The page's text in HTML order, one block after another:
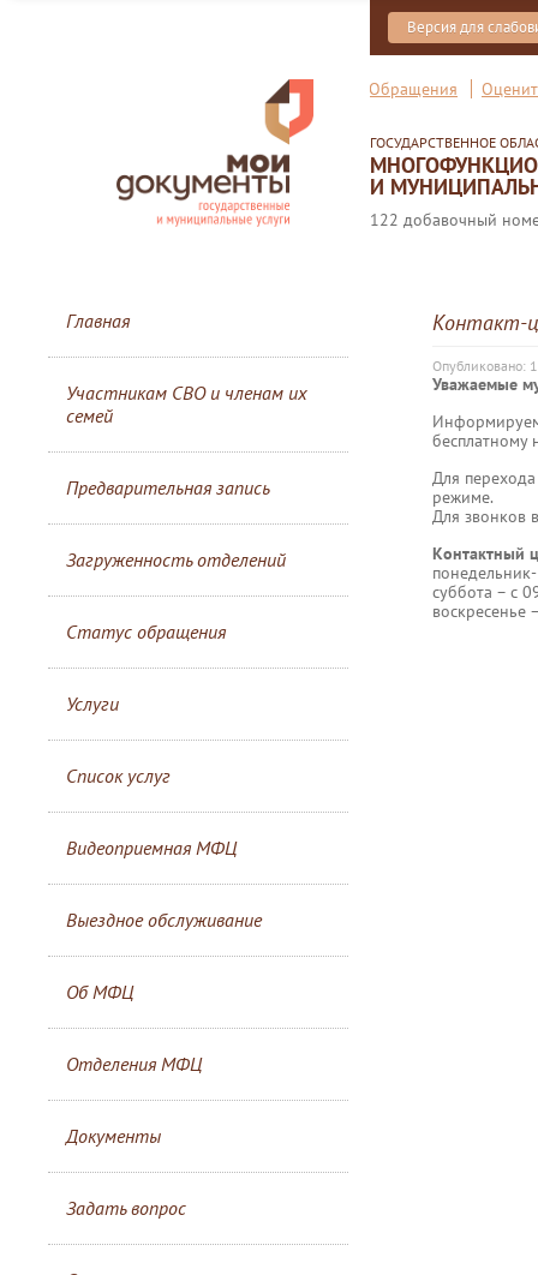
Версия для
Обращения
ГОСУДАРСТВЕННОЕ
И
122 добавочный
Главная
Участникам СВО и членам их
семей
Предварительная запись
Загруженность отделений
Статус обращения
Услуги
Список услуг
Видеоприемная МФЦ
Выездное обслуживание
Об МФЦ
Отделения МФЦ
Документы
Задать вопрос
Контакт-
Опубликовано:
Уважаемые
бесплатному
Для
режиме.
Для звонков
Контактный
суббота – с
воскресенье